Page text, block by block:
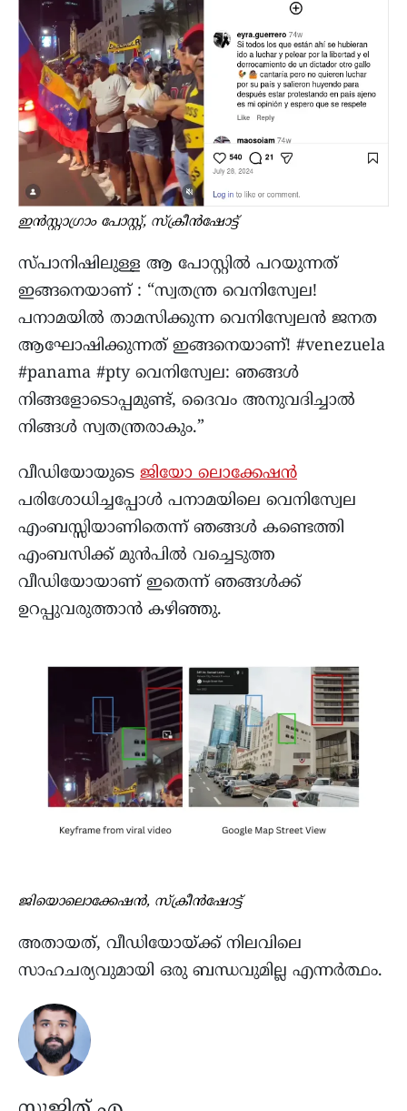
ഇൻസ്റ്റാഗ്രാം പോസ്റ്റ്, സ്ക്രീൻഷോട്ട്
സ്പാനിഷിലുള്ള ആ പോസ്റ്റിൽ പറയുന്നത്
ഇങ്ങനെയാണ് : “സ്വതന്ത്ര വെനിസ്വേല!
പനാമയിൽ താമസിക്കുന്ന വെനിസ്വേലൻ ജനത
ആഘോഷിക്കുന്നത് ഇങ്ങനെയാണ്! #venezuela
#panama #pty വെനിസ്വേല: ഞങ്ങൾ
നിങ്ങളോടൊപ്പമുണ്ട്, ദൈവം അനുവദിച്ചാൽ
നിങ്ങൾ സ്വതന്ത്രരാകും.”
വീഡിയോയുടെ ജിയോ ലൊക്കേഷൻ
പരിശോധിച്ചപ്പോൾ പനാമയിലെ വെനിസ്വേല
എംബസ്സിയാണിതെന്ന് ഞങ്ങൾ കണ്ടെത്തി
എംബസിക്ക് മുൻപിൽ വച്ചെടുത്ത
വീഡിയോയാണ് ഇതെന്ന് ഞങ്ങൾക്ക്
ഉറപ്പുവരുത്താൻ കഴിഞ്ഞു.
ജിയൊലൊക്കേഷൻ, സ്ക്രീൻഷോട്ട്
അതായത്, വീഡിയോയ്ക്ക് നിലവിലെ
സാഹചര്യവുമായി ഒരു ബന്ധവുമില്ല എന്നർത്ഥം.